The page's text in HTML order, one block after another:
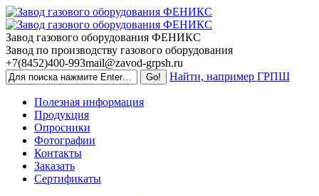
Skip
to
content
Завод газового оборудования ФЕНИКС
Завод по производству газового оборудования
+7(8452)400-993mail@zavod-grpsh.ru
Найти, например ГРПШ
Полезная информация
Продукция
Опросники
Фотографии
Контакты
Заказать
Сертификаты